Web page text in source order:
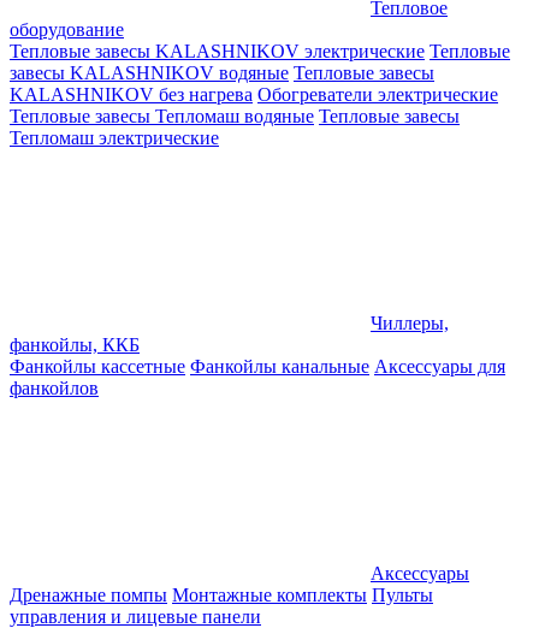
Тепловое
оборудование
Тепловые завесы KALASHNIKOV электрические Тепловые
завесы KALASHNIKOV водяные Тепловые завесы
KALASHNIKOV без нагрева Обогреватели электрические
Тепловые завесы Тепломаш водяные Тепловые завесы
Тепломаш электрические
Чиллеры,
фанкойлы, ККБ
Фанкойлы кассетные Фанкойлы канальные Аксессуары для
фанкойлов
Аксессуары
Дренажные помпы Монтажные комплекты Пульты
управления и лицевые панели